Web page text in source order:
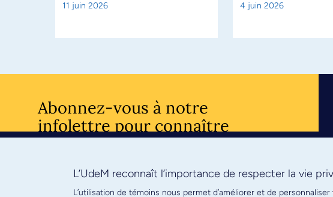
11 juin 2026 4 juin 2026
Abonnez-vous à notre
infolettre pour connaître
l’actualité facultaire
S'ABONNER
L’UdeM reconnaît l’importance de respecter la vie
L’utilisation de témoins nous permet d’améliorer et de